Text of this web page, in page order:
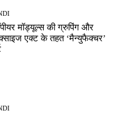
मॉड्यूल्स की ग्रुपिंग और
एक्ट के तहत ‘मैन्युफैक्चर’